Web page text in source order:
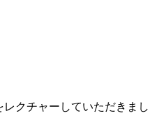
クチャーしていただきまし